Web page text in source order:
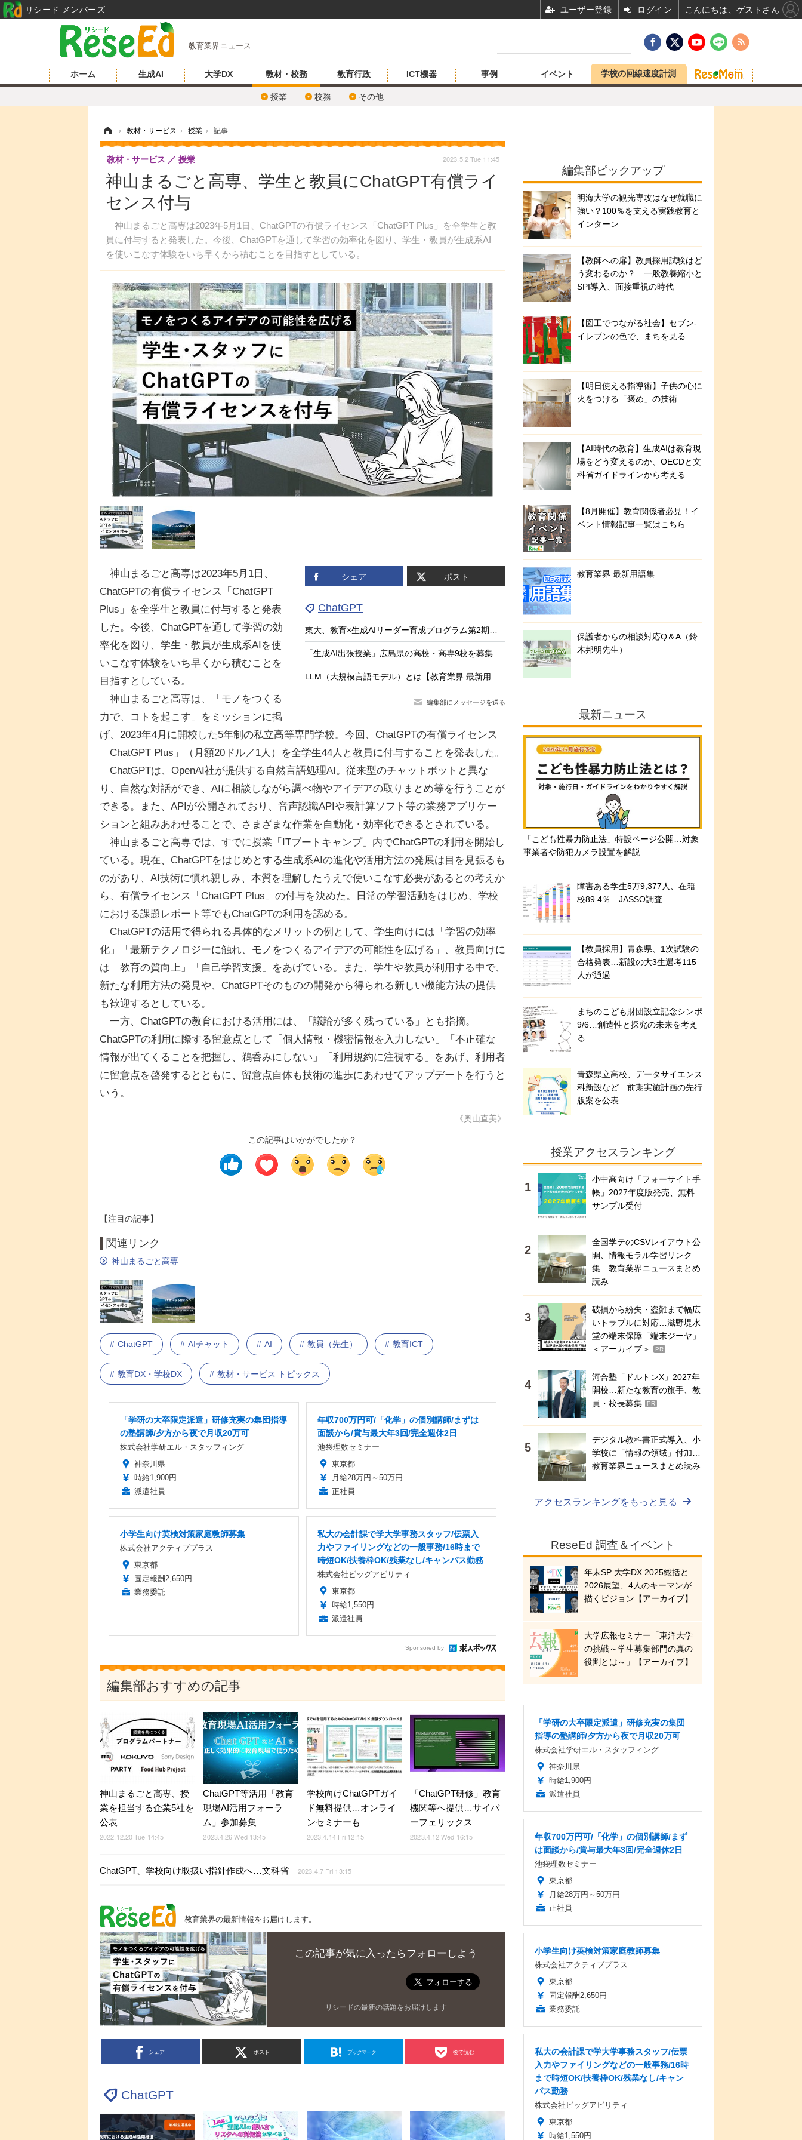
教育業界ニュース
ホーム 生成AI 大学DX 教材・校務
授業 校務 その他
教育行政 ICT機器 事例 イベント 学校の回線速度計測
› 教材・サービス › 授業 › 記事
神山まるごと高専、学生と教員にChatGPT有償ライ
センス付与
神山まるごと高専は2023年5月1日、ChatGPTの有償ライセンス「ChatGPT Plus」を全学生と教
員に付与すると発表した。今後、ChatGPTを通して学習の効率化を図り、学生・教員が生成系AI
を使いこなす体験をいち早くから積むことを目指すとしている。
教材・サービス 授業 2023.5.2 Tue 11:45
シェア ポスト
ChatGPT
東大、教育×生成AIリーダー育成プログラム第2期生募集…受講無料
「生成AI出張授業」広島県の高校・高専9校を募集
LLM（大規模言語モデル）とは【教育業界 最新用語集】
編集部にメッセージを送る
神山まるごと高専は2023年5月1日、
ChatGPTの有償ライセンス「ChatGPT
Plus」を全学生と教員に付与すると発表
した。今後、ChatGPTを通して学習の効
率化を図り、学生・教員が生成系AIを使
いこなす体験をいち早くから積むことを
目指すとしている。
神山まるごと高専は、「モノをつくる
力で、コトを起こす」をミッションに掲
げ、2023年4月に開校した5年制の私立高等専門学校。今回、ChatGPTの有償ライセンス
「ChatGPT Plus」（月額20ドル／1人）を全学生44人と教員に付与することを発表した。
ChatGPTは、OpenAI社が提供する自然言語処理AI。従来型のチャットボットと異な
り、自然な対話ができ、AIに相談しながら調べ物やアイデアの取りまとめ等を行うことが
できる。また、APIが公開されており、音声認識APIや表計算ソフト等の業務アプリケー
ションと組みあわせることで、さまざまな作業を自動化・効率化できるとされている。
神山まるごと高専では、すでに授業「ITブートキャンプ」内でChatGPTの利用を開始し
ている。現在、ChatGPTをはじめとする生成系AIの進化や活用方法の発展は目を見張るも
のがあり、AI技術に慣れ親しみ、本質を理解したうえで使いこなす必要があるとの考えか
ら、有償ライセンス「ChatGPT Plus」の付与を決めた。日常の学習活動をはじめ、学校
における課題レポート等でもChatGPTの利用を認める。
ChatGPTの活用で得られる具体的なメリットの例として、学生向けには「学習の効率
化」「最新テクノロジーに触れ、モノをつくるアイデアの可能性を広げる」、教員向けに
は「教育の質向上」「自己学習支援」をあげている。また、学生や教員が利用する中で、
新たな利用方法の発見や、ChatGPTそのものの開発から得られる新しい機能方法の提供
も歓迎するとしている。
一方、ChatGPTの教育における活用には、「議論が多く残っている」とも指摘。
ChatGPTの利用に際する留意点として「個人情報・機密情報を入力しない」「不正確な
情報が出てくることを把握し、鵜呑みにしない」「利用規約に注視する」をあげ、利用者
に留意点を啓発するとともに、留意点自体も技術の進歩にあわせてアップデートを行うと
いう。
《奥山直美》
この記事はいかがでしたか？
【注目の記事】
関連リンク
神山まるごと高専
ChatGPT AIチャット AI 教員（先生） 教育ICT
教育DX・学校DX 教材・サービス トピックス
「学研の大卒限定派遣」研修充実の集団指導
の塾講師/夕方から夜で月収20万可
株式会社学研エル・スタッフィング
神奈川県
時給1,900円
派遣社員
年収700万円可/「化学」の個別講師/まずは
面談から/賞与最大年3回/完全週休2日
池袋理数セミナー
東京都
月給28万円～50万円
正社員
小学生向け英検対策家庭教師募集
株式会社アクティブプラス
東京都
固定報酬2,650円
業務委託
私大の会計課で学大学事務スタッフ/伝票入
力やファイリングなどの一般事務/16時まで
時短OK/扶養枠OK/残業なし/キャンパス勤務
株式会社ビッグアビリティ
東京都
時給1,550円
派遣社員
Sponsored by
編集部おすすめの記事
神山まるごと高専、授
業を担当する企業5社を
公表
2022.12.20 Tue 14:45
ChatGPT等活用「教育
現場AI活用フォーラ
ム」参加募集
2023.4.26 Wed 13:45
学校向けChatGPTガイ
ド無料提供…オンライ
ンセミナーも
2023.4.14 Fri 12:15
「ChatGPT研修」教育
機関等へ提供…サイバ
ーフェリックス
2023.4.12 Wed 16:15
ChatGPT、学校向け取扱い指針作成へ…文科省 2023.4.7 Fri 13:15
教育業界の最新情報をお届けします。
この記事が気に入ったらフォローしよう
リシードの最新の話題をお届けします
シェア ポスト ブックマーク 後で読む
ChatGPT
編集部ピックアップ
明海大学の観光専攻はなぜ就職に
強い？100％を支える実践教育と
インターン
【教師への扉】教員採用試験はど
う変わるのか？ 一般教養縮小と
SPI導入、面接重視の時代
【図工でつながる社会】セブン‐
イレブンの色で、まちを見る
【明日使える指導術】子供の心に
火をつける「褒め」の技術
【AI時代の教育】生成AIは教育現
場をどう変えるのか、OECDと文
科省ガイドラインから考える
【8月開催】教育関係者必見！イ
ベント情報記事一覧はこちら
教育業界 最新用語集
保護者からの相談対応Q＆A（鈴
木邦明先生）
最新ニュース
「こども性暴力防止法」特設ページ公開…対象
事業者や防犯カメラ設置を解説
障害ある学生5万9,377人、在籍
校89.4％…JASSO調査
【教員採用】青森県、1次試験の
合格発表…新設の大3生選考115
人が通過
まちのこども財団設立記念シンポ
9/6…創造性と探究の未来を考え
る
青森県立高校、データサイエンス
科新設など…前期実施計画の先行
版案を公表
授業アクセスランキング
小中高向け「フォーサイト手
帳」2027年度版発売、無料
サンプル受付
全国学テのCSVレイアウト公
開、情報モラル学習リンク
集…教育業界ニュースまとめ
読み
破損から紛失・盗難まで幅広
いトラブルに対応…滋野堤水
堂の端末保障「端末ジーヤ」
＜アーカイブ＞
PR
河合塾「ドルトンX」2027年
開校…新たな教育の旗手、教
員・校長募集
PR
デジタル教科書正式導入、小
学校に「情報の領域」付加…
教育業界ニュースまとめ読み
アクセスランキングをもっと見る
ReseEd 調査＆イベント
年末SP 大学DX 2025総括と
2026展望、4人のキーマンが
描くビジョン【アーカイブ】
大学広報セミナー「東洋大学
の挑戦～学生募集部門の真の
役割とは～」【アーカイブ】
「学研の大卒限定派遣」研修充実の集団
指導の塾講師/夕方から夜で月収20万可
株式会社学研エル・スタッフィング
神奈川県
時給1,900円
派遣社員
年収700万円可/「化学」の個別講師/まず
は面談から/賞与最大年3回/完全週休2日
池袋理数セミナー
東京都
月給28万円～50万円
正社員
小学生向け英検対策家庭教師募集
株式会社アクティブプラス
東京都
固定報酬2,650円
業務委託
私大の会計課で学大学事務スタッフ/伝票
入力やファイリングなどの一般事務/16時
まで時短OK/扶養枠OK/残業なし/キャン
パス勤務
株式会社ビッグアビリティ
東京都
時給1,550円
リシード メンバーズ ユーザー登録 ログイン こんにちは、ゲストさん